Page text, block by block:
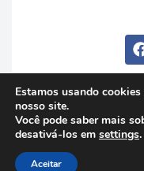
© Copyright 2023 -
reservados
Estamos usando
nosso site.
Você pode saber mais
desativá-los em settings.
Aceitar